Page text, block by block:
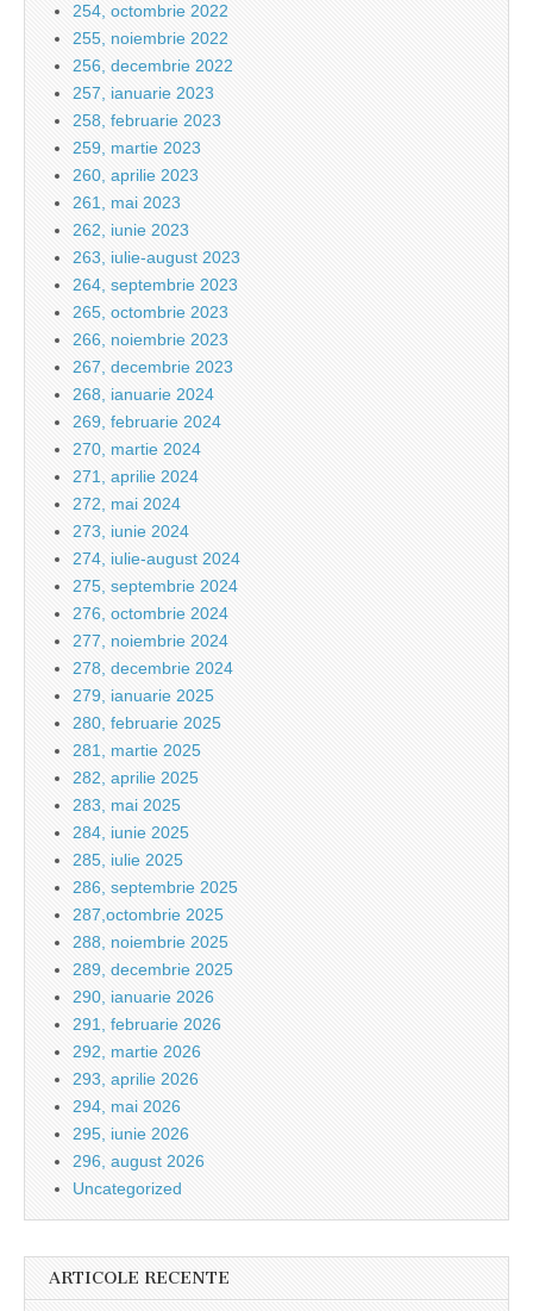
254, octombrie 2022
255, noiembrie 2022
256, decembrie 2022
257, ianuarie 2023
258, februarie 2023
259, martie 2023
260, aprilie 2023
261, mai 2023
262, iunie 2023
263, iulie-august 2023
264, septembrie 2023
265, octombrie 2023
266, noiembrie 2023
267, decembrie 2023
268, ianuarie 2024
269, februarie 2024
270, martie 2024
271, aprilie 2024
272, mai 2024
273, iunie 2024
274, iulie-august 2024
275, septembrie 2024
276, octombrie 2024
277, noiembrie 2024
278, decembrie 2024
279, ianuarie 2025
280, februarie 2025
281, martie 2025
282, aprilie 2025
283, mai 2025
284, iunie 2025
285, iulie 2025
286, septembrie 2025
287,octombrie 2025
288, noiembrie 2025
289, decembrie 2025
290, ianuarie 2026
291, februarie 2026
292, martie 2026
293, aprilie 2026
294, mai 2026
295, iunie 2026
296, august 2026
Uncategorized
ARTICOLE RECENTE